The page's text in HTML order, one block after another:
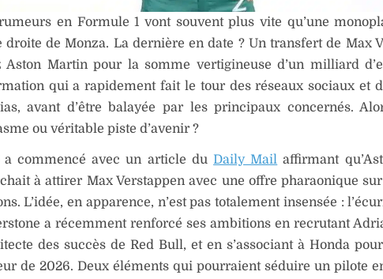
en Formule 1 vont souvent plus vite qu’une
droite de Monza. La dernière en date ? Un transfert de Max
Aston Martin pour la somme vertigineuse d’un milliard
qui a rapidement fait le tour des réseaux sociaux et
avant d’être balayée par les principaux concernés.
ou véritable piste d’avenir ?
a commencé avec un article duDaily Mail affirmant
à attirer Max Verstappen avec une offre pharaonique
L’idée, en apparence, n’est pas totalement insensée :
a récemment renforcé ses ambitions en recrutant
des succès de Red Bull, et en s’associant à Honda
de 2026. Deux éléments qui pourraient séduire un pilote